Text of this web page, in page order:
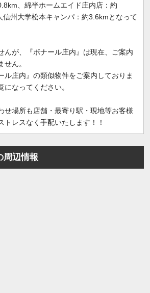
、綿半ホームエイド庄内店：約
州大学松本キャンパ：約3.6kmとなって
んが、『ボナール庄内』は現在、ご案内
ん。
ル庄内』の類似物件をご案内しておりま
なってください。
せ場所も店舗・最寄り駅・現地等お客様
トレスなく手配いたします！！
周辺情報